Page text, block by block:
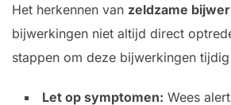
Het herkennen van zeldzame
bijwerkingen niet altijd direct
stappen om deze bijwerkingen
Let op symptomen: Wees